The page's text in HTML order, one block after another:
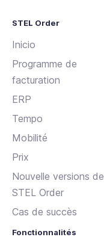
STEL Order
Inicio
Programme de
facturation
ERP
Tempo
Mobilité
Prix
Nouvelle versions de
STEL Order
Cas de succès
Fonctionnalités